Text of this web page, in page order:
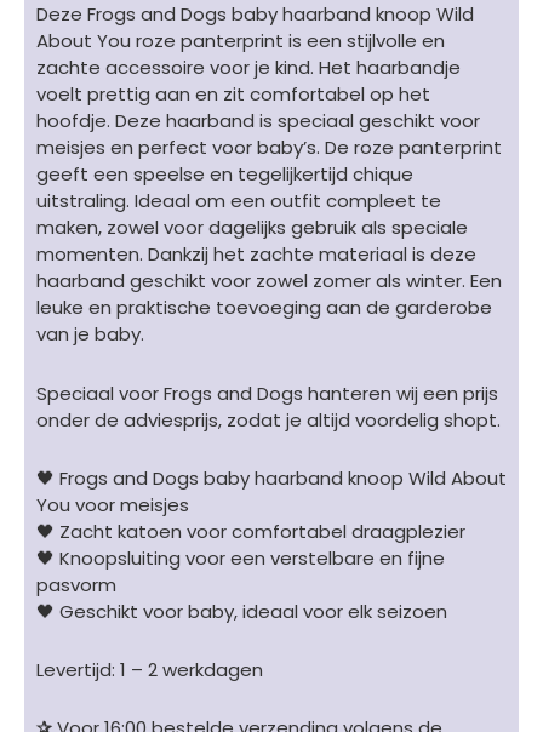
about
You
-
luipaardenprint
roze
aantal
Deze Frogs and Dogs baby haarband knoop Wild
About You roze panterprint is een stijlvolle en
zachte accessoire voor je kind. Het haarbandje
voelt prettig aan en zit comfortabel op het
hoofdje. Deze haarband is speciaal geschikt voor
meisjes en perfect voor baby’s. De roze panterprint
geeft een speelse en tegelijkertijd chique
uitstraling. Ideaal om een outfit compleet te
maken, zowel voor dagelijks gebruik als speciale
momenten. Dankzij het zachte materiaal is deze
haarband geschikt voor zowel zomer als winter. Een
leuke en praktische toevoeging aan de garderobe
van je baby.
Speciaal voor Frogs and Dogs hanteren wij een prijs
onder de adviesprijs, zodat je altijd voordelig shopt.
🖤 Frogs and Dogs baby haarband knoop Wild About
You voor meisjes
🖤 Zacht katoen voor comfortabel draagplezier
🖤 Knoopsluiting voor een verstelbare en fijne
pasvorm
🖤 Geschikt voor baby, ideaal voor elk seizoen
Levertijd: 1 – 2 werkdagen